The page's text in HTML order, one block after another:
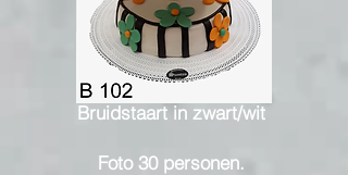
Bruidstaart in zwart/wit
Foto 30 personen.